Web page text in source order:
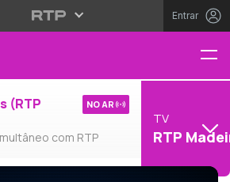
Entrar
(RTP
com RTP
NO AR
TV
RTP